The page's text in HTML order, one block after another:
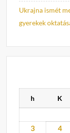
Ukrajna ismét
gyerekek
h K
3
4